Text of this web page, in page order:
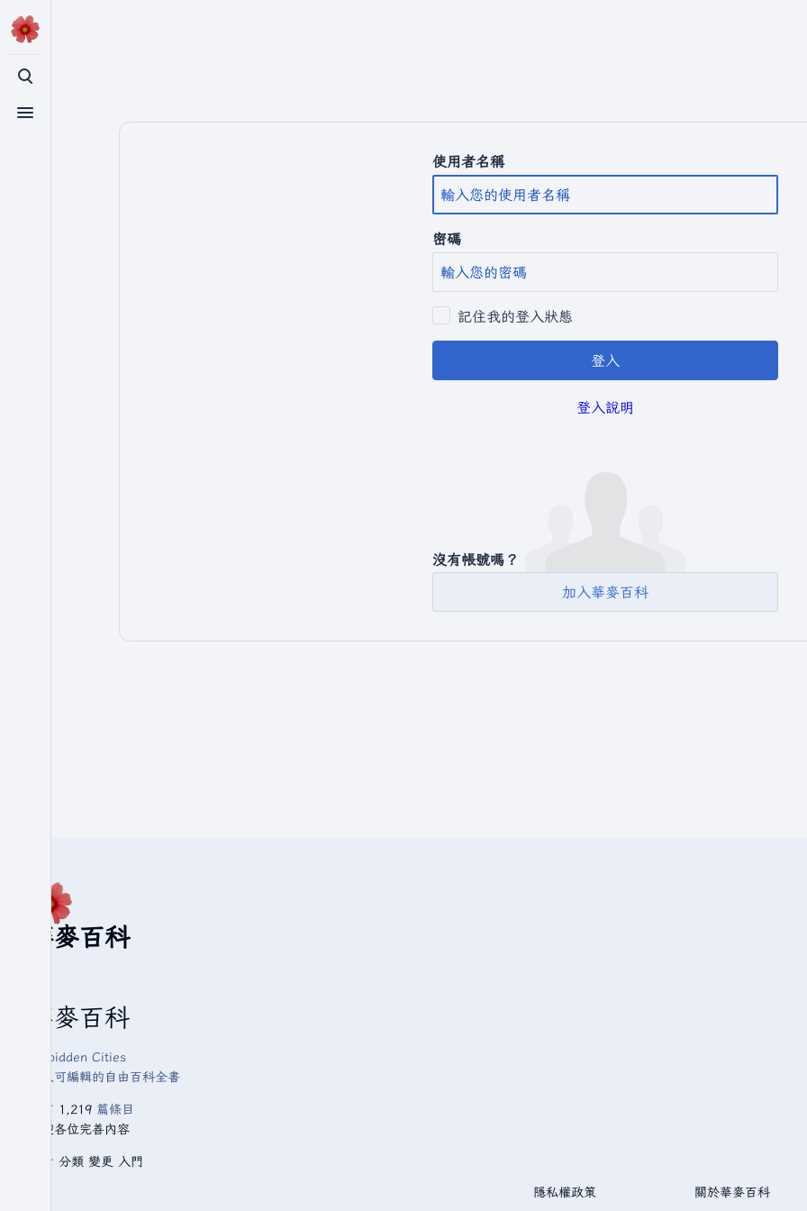
切換搜尋
切換選單
登入
使用者名稱
密碼
記住我的登入狀態
登入
登入說明
沒有帳號嗎？
加入華麥百科
華麥百科
華麥百科
Forbidden Cities
人人可編輯的自由百科全書
已有 1,219 篇條目
歡迎各位完善內容
查看 分類 變更 入門
隱私權政策 關於華麥百科